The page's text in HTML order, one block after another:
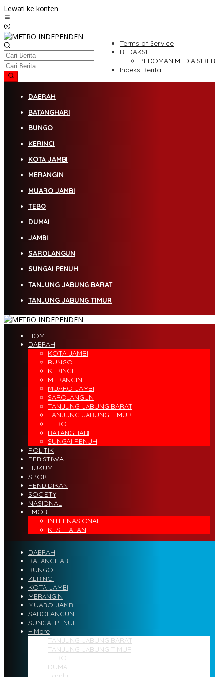
Lewati ke konten
Terms of Service
REDAKSI
PEDOMAN MEDIA SIBER
Indeks Berita
DAERAH
BATANGHARI
BUNGO
KERINCI
KOTA JAMBI
MERANGIN
MUARO JAMBI
TEBO
DUMAI
JAMBI
SAROLANGUN
SUNGAI PENUH
TANJUNG JABUNG BARAT
TANJUNG JABUNG TIMUR
HOME
DAERAH
KOTA JAMBI
BUNGO
KERINCI
MERANGIN
MUARO JAMBI
SAROLANGUN
TANJUNG JABUNG BARAT
TANJUNG JABUNG TIMUR
TEBO
BATANGHARI
SUNGAI PENUH
POLITIK
PERISTIWA
HUKUM
SPORT
PENDIDIKAN
SOCIETY
NASIONAL
+MORE
INTERNASIONAL
KESEHATAN
DAERAH
BATANGHARI
BUNGO
KERINCI
KOTA JAMBI
MERANGIN
MUARO JAMBI
SAROLANGUN
SUNGAI PENUH
+ More
TANJUNG JABUNG BARAT
TANJUNG JABUNG TIMUR
TEBO
DUMAI